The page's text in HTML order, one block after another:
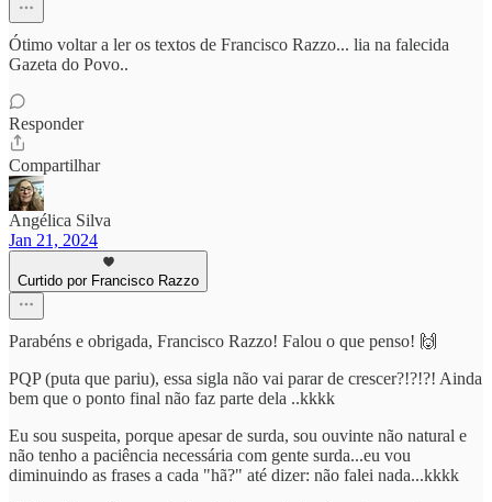
Ótimo voltar a ler os textos de Francisco Razzo... lia na falecida
Gazeta do Povo..
Responder
Compartilhar
Angélica Silva
Jan 21, 2024
Curtido por Francisco Razzo
Parabéns e obrigada, Francisco Razzo! Falou o que penso! 🙌
PQP (puta que pariu), essa sigla não vai parar de crescer?!?!?! Ainda
bem que o ponto final não faz parte dela ..kkkk
Eu sou suspeita, porque apesar de surda, sou ouvinte não natural e
não tenho a paciência necessária com gente surda...eu vou
diminuindo as frases a cada "hã?" até dizer: não falei nada...kkkk